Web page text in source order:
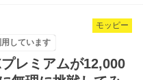
モッピー
しています
レミアムが12,000